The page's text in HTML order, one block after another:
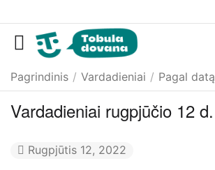
Pagrindinis / Vardadieniai / Pagal datą
Vardadieniai rugpjūčio 12 d.
Rugpjūtis 12, 2022